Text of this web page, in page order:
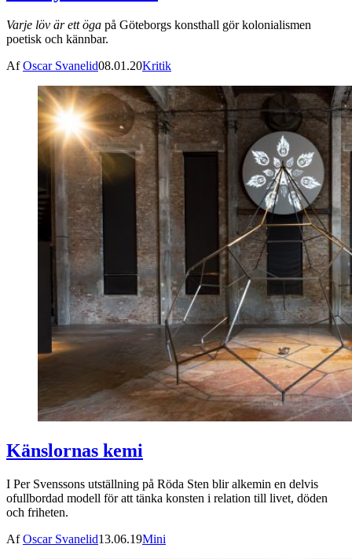
Varje löv är ett öga på Göteborgs konsthall gör kolonialismen
poetisk och kännbar.
AfOscar Svanelid08.01.20Kritik
Känslornas kemi
I Per Svenssons utställning på Röda Sten blir alkemin en delvis
ofullbordad modell för att tänka konsten i relation till livet, döden
och friheten.
AfOscar Svanelid13.06.19Mini